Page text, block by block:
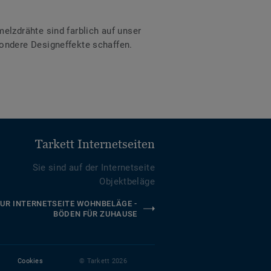
sind farblich auf unser
Designeffekte schaffen.
Tarkett Internetseiten
Sie sind auf der Internetseite
Objektbeläge
INTERNETSEITE WOHNBELÄGE -
BÖDEN FÜR ZUHAUSE
Cookies © Tarkett 2026